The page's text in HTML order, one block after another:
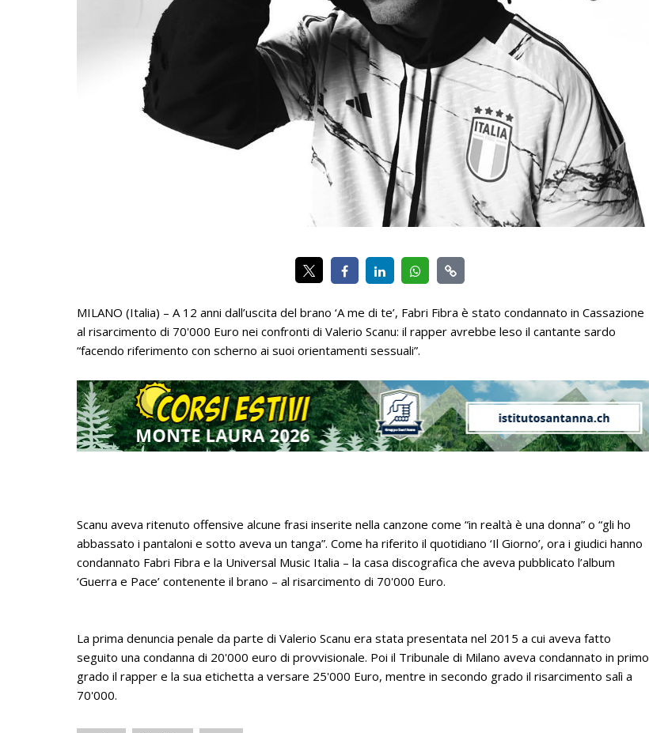
MILANO (Italia) – A 12 anni dall’uscita del brano ‘A me di te’, Fabri Fibra è stato condannato in Cassazione
al risarcimento di 70'000 Euro nei confronti di Valerio Scanu: il rapper avrebbe leso il cantante sardo
“facendo riferimento con scherno ai suoi orientamenti sessuali”.
Scanu aveva ritenuto offensive alcune frasi inserite nella canzone come “in realtà è una donna” o “gli ho
abbassato i pantaloni e sotto aveva un tanga”. Come ha riferito il quotidiano ‘Il Giorno’, ora i giudici hanno
condannato Fabri Fibra e la Universal Music Italia – la casa discografica che aveva pubblicato l’album
‘Guerra e Pace’ contenente il brano – al risarcimento di 70'000 Euro.
La prima denuncia penale da parte di Valerio Scanu era stata presentata nel 2015 a cui aveva fatto
seguito una condanna di 20'000 euro di provvisionale. Poi il Tribunale di Milano aveva condannato in primo
grado il rapper e la sua etichetta a versare 25'000 Euro, mentre in secondo grado il risarcimento salì a
70'000.